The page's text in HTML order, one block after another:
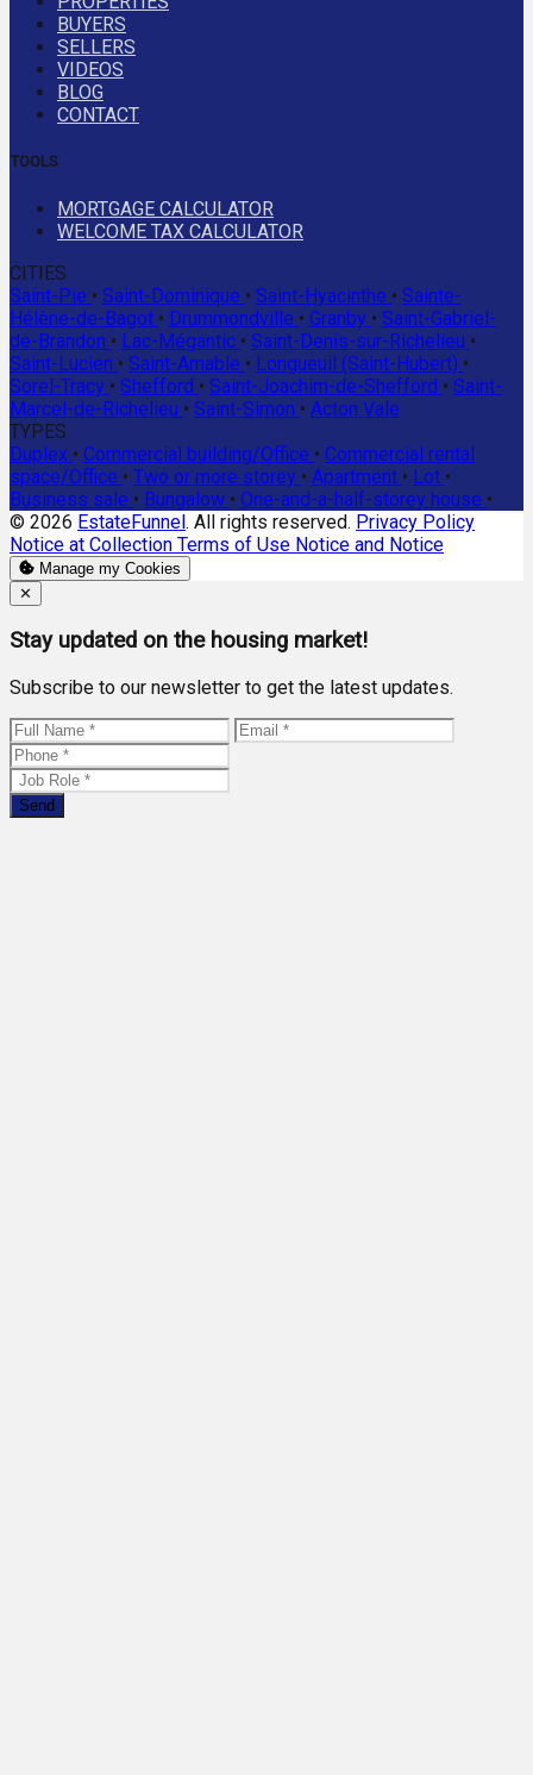
BUYERS
SELLERS
VIDEOS
BLOG
CONTACT
TOOLS
MORTGAGE CALCULATOR
WELCOME TAX CALCULATOR
CITIES
Saint-Pie • Saint-Dominique • Saint-Hyacinthe • Sainte-
Hélène-de-Bagot • Drummondville • Granby • Saint-Gabriel-
de-Brandon • Lac-Mégantic • Saint-Denis-sur-Richelieu •
Saint-Lucien • Saint-Amable • Longueuil (Saint-Hubert) •
Sorel-Tracy • Shefford • Saint-Joachim-de-Shefford • Saint-
Marcel-de-Richelieu • Saint-Simon • Acton Vale
TYPES
Duplex • Commercial building/Office • Commercial rental
space/Office • Two or more storey • Apartment • Lot •
Business sale • Bungalow • One-and-a-half-storey house •
© 2026 EstateFunnel. All rights reserved. Privacy Policy
Notice at Collection Terms of Use Notice and Notice
Manage my Cookies
Close
✕
Stay updated on the housing market!
Subscribe to our newsletter to get the latest updates.
Send